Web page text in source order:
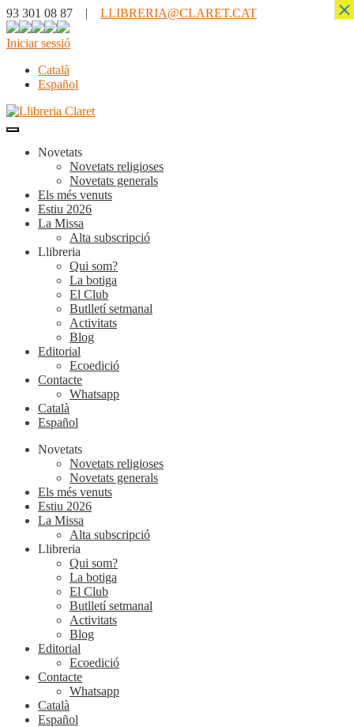
93 301 08 87 | LLIBRERIA@CLARET.CAT
Iniciar sessió
Català
Español
Novetats
Novetats religioses
Novetats generals
Els més venuts
Estiu 2026
La Missa
Alta subscripció
Llibreria
Qui som?
La botiga
El Club
Butlletí setmanal
Activitats
Blog
Editorial
Ecoedició
Contacte
Whatsapp
Català
Español
Novetats
Novetats religioses
Novetats generals
Els més venuts
Estiu 2026
La Missa
Alta subscripció
Llibreria
Qui som?
La botiga
El Club
Butlletí setmanal
Activitats
Blog
Editorial
Ecoedició
Contacte
Whatsapp
Català
Español
×